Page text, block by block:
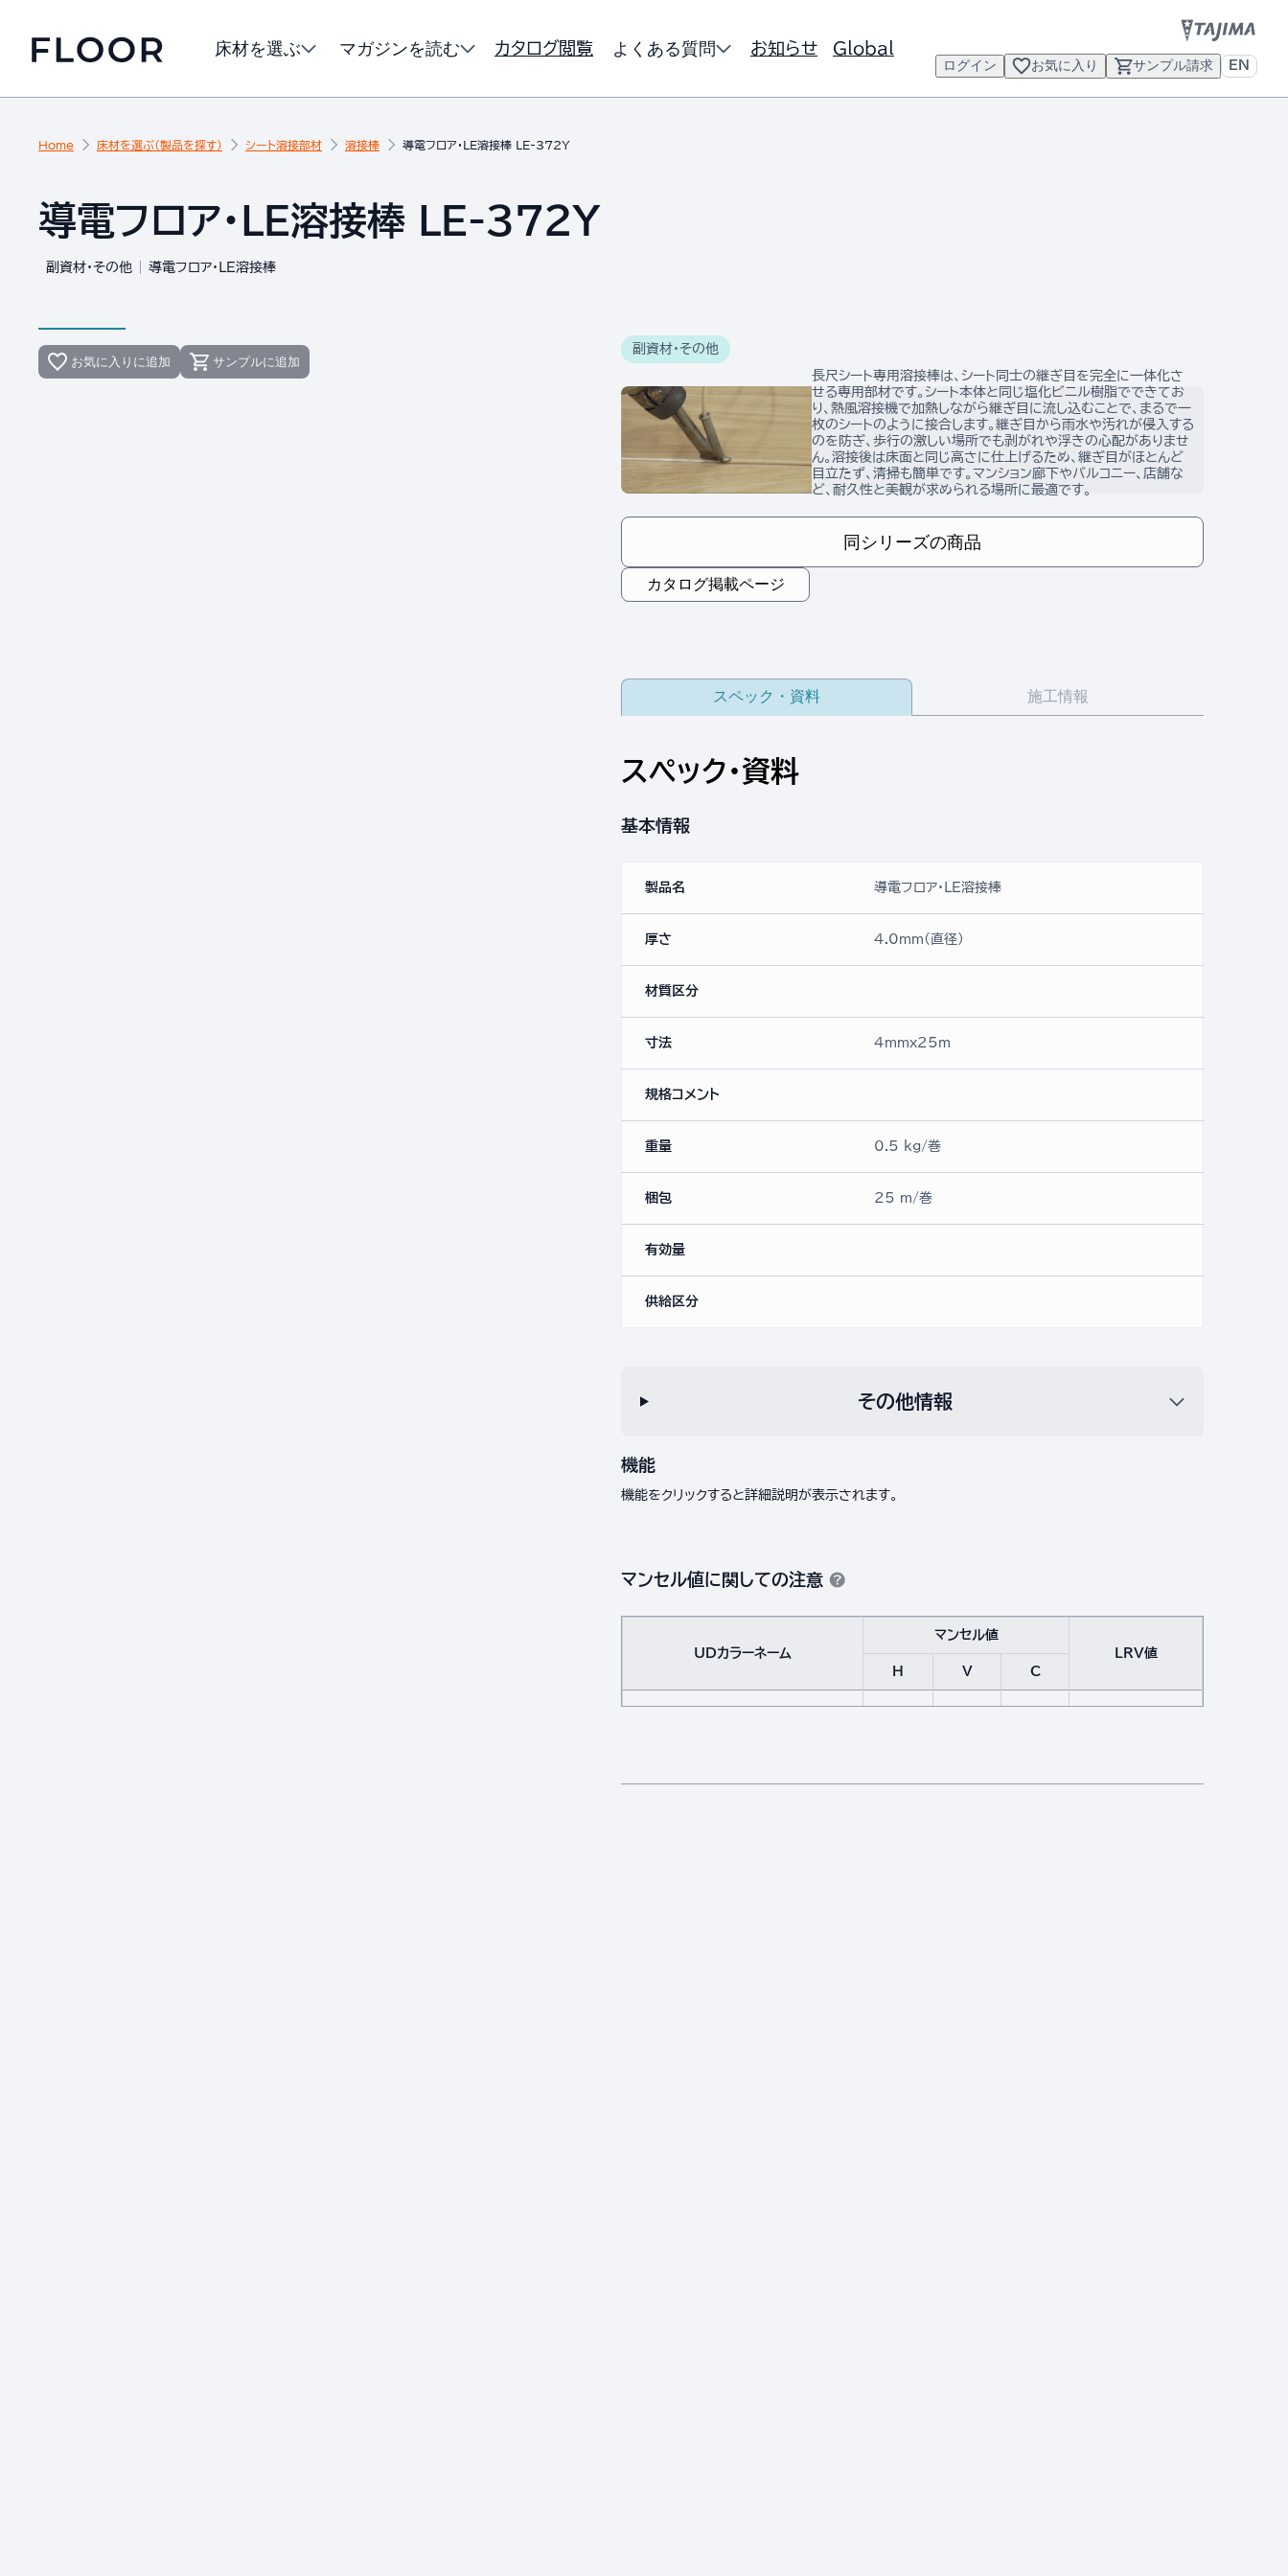
床材を選ぶ マガジンを読む カタログ閲覧 よくある質問 お知らせ Global
ログイン お気に入り サンプル請求 EN
Home 床材を選ぶ（製品を探す） シート溶接部材 溶接棒 導電フロア・LE溶接棒 LE-372Y
導電フロア・LE溶接棒 LE-372Y
副資材・その他 導電フロア・LE溶接棒
お気に入りに追加 サンプルに追加
副資材・その他
長尺シート専用溶接棒は、シート同士の継ぎ目を完全に一体化さ
せる専用部材です。シート本体と同じ塩化ビニル樹脂でできてお
り、熱風溶接機で加熱しながら継ぎ目に流し込むことで、まるで一
枚のシートのように接合します。継ぎ目から雨水や汚れが侵入する
のを防ぎ、歩行の激しい場所でも剥がれや浮きの心配がありませ
ん。溶接後は床面と同じ高さに仕上げるため、継ぎ目がほとんど
目立たず、清掃も簡単です。マンション廊下やバルコニー、店舗な
ど、耐久性と美観が求められる場所に最適です。
同シリーズの商品
カタログ掲載ページ
スペック・資料 施工情報
スペック・資料
基本情報
製品名 導電フロア・LE溶接棒
厚さ 4.0mm(直径)
材質区分
寸法 4mmx25ｍ
規格コメント
重量 0.5 kg/巻
梱包 25 m/巻
有効量
供給区分
その他情報
機能
機能をクリックすると詳細説明が表示されます。
マンセル値に関しての注意
UDカラーネーム
マンセル値
LRV値
H
V C